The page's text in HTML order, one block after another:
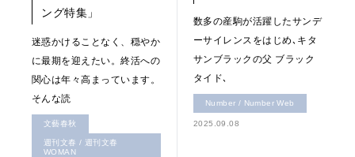
ング特集」
迷惑かけることなく、穏やか
に最期を迎えたい。終活への
関心は年々高まっています。
そんな読
文藝春秋
週刊文春 / 週刊文春
WOMAN
数多の産駒が活躍したサンデ
ーサイレンスをはじめ､キタ
サンブラックの父 ブラック
タイド､
Number / Number Web
2025.09.08